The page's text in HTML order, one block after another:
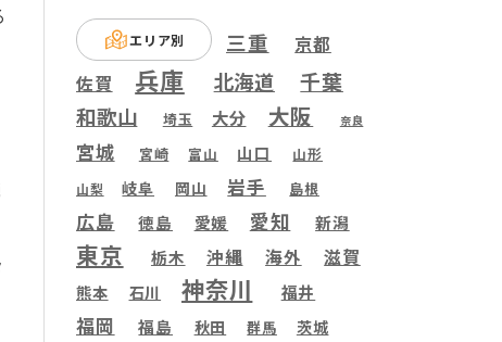
エリア別 三重 京都
佐賀 兵庫 北海道 千葉
和歌山 埼玉 大分 大阪 奈良
宮城 宮崎 富山 山口 山形
山梨 岐阜 岡山 岩手 島根
広島 徳島 愛媛 愛知 新潟
東京 栃木 沖縄 海外 滋賀
熊本 石川 神奈川 福井
福岡 福島 秋田 群馬 茨城